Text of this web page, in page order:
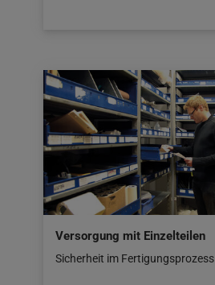
Versorgung mit Einzelteilen
Sicherheit im Fertigungsprozess